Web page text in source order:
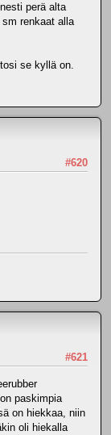
perä alta
renkaat alla
se kyllä on.
#620
#621
paskimpia
on hiekkaa, niin
oli hiekalla